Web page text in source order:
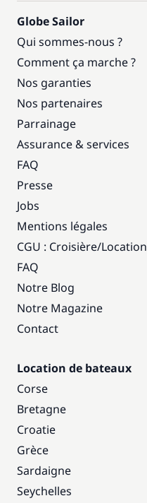
Globe Sailor
Qui sommes-nous ?
Comment ça marche ?
Nos garanties
Nos partenaires
Parrainage
Assurance & services
FAQ
Presse
Jobs
Mentions légales
CGU : Croisière/Location
FAQ
Notre Blog
Notre Magazine
Contact
Location de bateaux
Corse
Bretagne
Croatie
Grèce
Sardaigne
Seychelles